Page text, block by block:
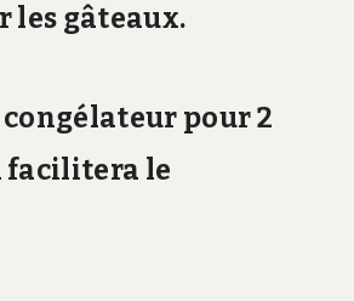
les gâteaux.
congélateur pour 2
facilitera le